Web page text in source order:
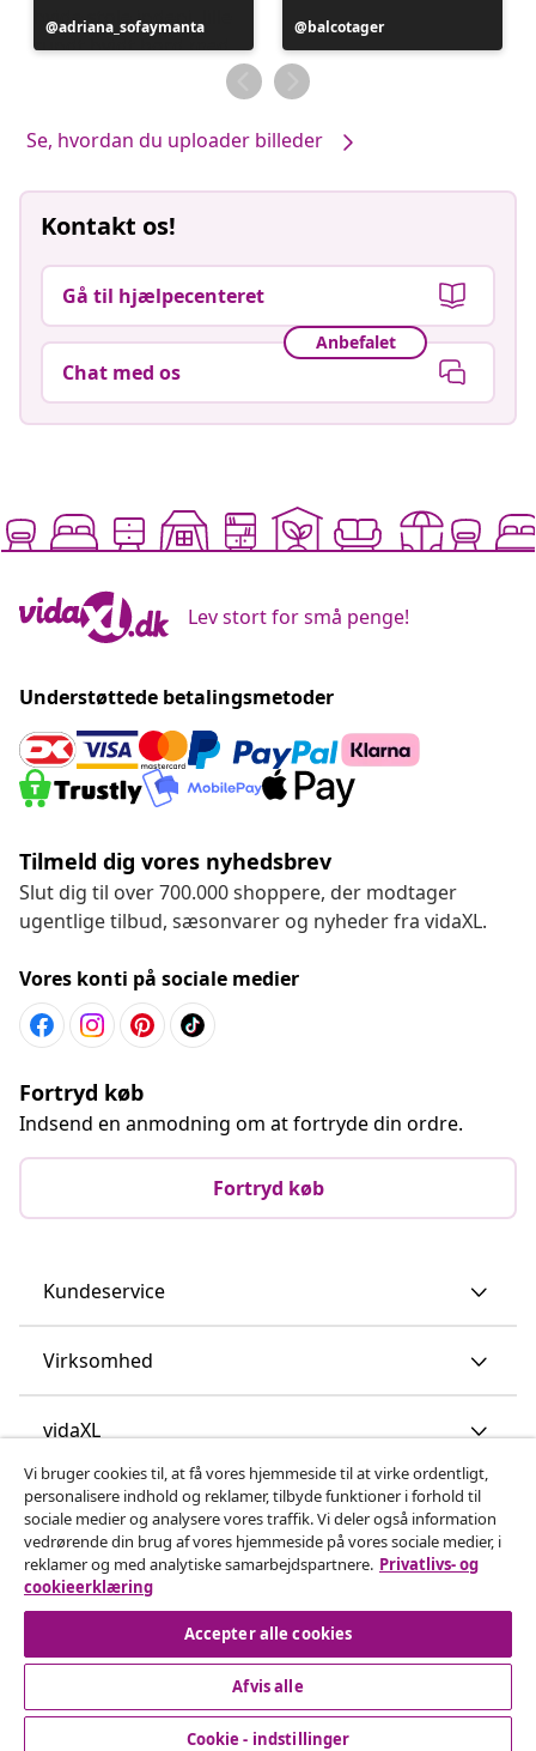
Opslag
offentliggjort
adriana_sofaymanta
Opslag
offentliggjort
af
balcotager
Se, hvordan du uploader billeder
Kontakt os!
Gå til hjælpecenteret
Anbefalet
Chat med os
Lev stort for små penge!
Understøttede betalingsmetoder
Tilmeld dig vores nyhedsbrev
Slut dig til over 700.000 shoppere, der modtager
ugentlige tilbud, sæsonvarer og nyheder fra vidaXL.
Vores konti på sociale medier
Fortryd køb
Indsend en anmodning om at fortryde din ordre.
Fortryd køb
Kundeservice
Virksomhed
vidaXL
Opdag mere
© 2008-2026 www.vidaxl.dk er et website under vidaXL
Marketplace Europe B.V.
Vi bruger cookies til, at få vores hjemmeside til at virke ordentligt,
personalisere indhold og reklamer, tilbyde funktioner i forhold til
sociale medier og analysere vores traffik. Vi deler også information
vedrørende din brug af vores hjemmeside på vores sociale medier, i
reklamer og med analytiske samarbejdspartnere. Privatlivs- og
cookieerklæring
Accepter alle cookies
Afvis alle
Cookie - indstillinger